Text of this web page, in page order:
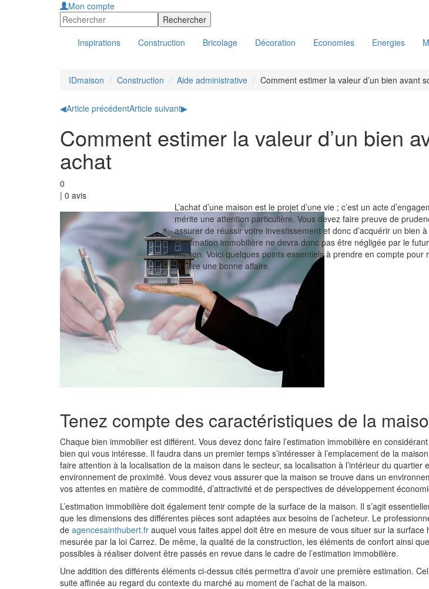
Mon compte
Inspirations Construction Bricolage Décoration Economies Energies
IDmaison Construction Aide administrative Comment estimer la valeur d’un bien avant
◀Article précédentArticle suivant▶
Comment estimer la valeur d’un bien
achat
0
| 0 avis
L’achat d’une maison est le projet d’une vie ; c’est un acte
mérite une attention particulière. Vous devez faire preuve de
assurer de réussir votre investissement et donc d’acquérir un bien
L’estimation immobilière ne devra donc pas être négligée par le
maison. Voici quelques points essentiels à prendre en compte pour
et faire une bonne affaire.
Tenez compte des caractéristiques de la
Chaque bien immobilier est différent. Vous devez donc faire l’estimation immobilière en
bien qui vous intéresse. Il faudra dans un premier temps s’intéresser à l’emplacement de la
faire attention à la localisation de la maison dans le secteur, sa localisation à l’intérieur du quartier
environnement de proximité. Vous devez vous assurer que la maison se trouve dans un
vos attentes en matière de commodité, d’attractivité et de perspectives de développement
L’estimation immobilière doit également tenir compte de la surface de la maison. Il s’agit
que les dimensions des différentes pièces sont adaptées aux besoins de l’acheteur. Le
de agencesainthubert.fr auquel vous faites appel doit être en mesure de vous situer sur la surface
mesurée par la loi Carrez. De même, la qualité de la construction, les éléments de confort ainsi
possibles à réaliser doivent être passés en revue dans le cadre de l’estimation immobilière.
Une addition des différents éléments ci-dessus cités permettra d’avoir une première estimation.
suite affinée au regard du contexte du marché au moment de l’achat de la maison.